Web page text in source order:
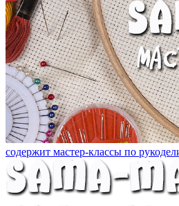
содержит мастер-классы по